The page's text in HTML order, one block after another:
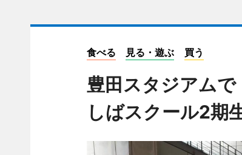
食べる 見る・遊ぶ 買う
豊田スタジアム
しばスクール2期